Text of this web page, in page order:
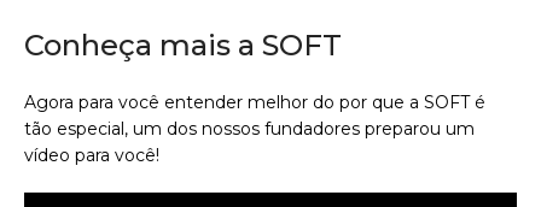
Conheça mais a SOFT
Agora para você entender melhor do por que a SOFT é
tão especial, um dos nossos fundadores preparou um
vídeo para você!